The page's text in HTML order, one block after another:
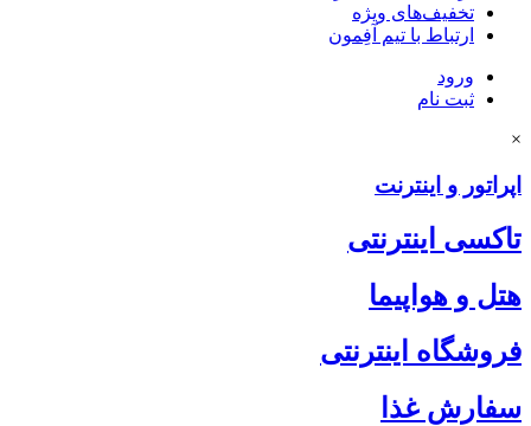
تخفیف‌های ویژه
ارتباط با تیم آفِمون
ورود
ثبت نام
×
اپراتور و اینترنت
تاکسی اینترنتی
هتل و هواپیما
فروشگاه اینترنتی
سفارش غذا